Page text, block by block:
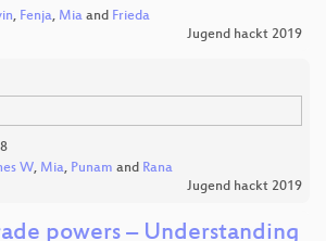
, Fenja, Mia and Frieda
Jugend hackt 2019
W, Mia, Punam and Rana
Jugend hackt 2019
powers – Understanding